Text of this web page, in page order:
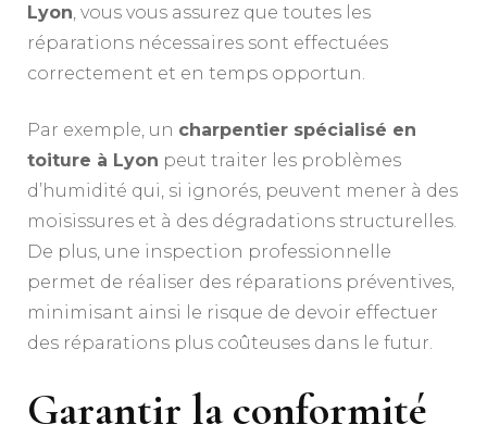
Lyon , vous vous assurez que toutes les
réparations nécessaires sont effectuées
correctement et en temps opportun.
Par exemple, un charpentier spécialisé en
toiture à Lyon peut traiter les problèmes
d’humidité qui, si ignorés, peuvent mener à des
moisissures et à des dégradations structurelles.
De plus, une inspection professionnelle
permet de réaliser des réparations préventives,
minimisant ainsi le risque de devoir effectuer
des réparations plus coûteuses dans le futur.
Garantir la conformité